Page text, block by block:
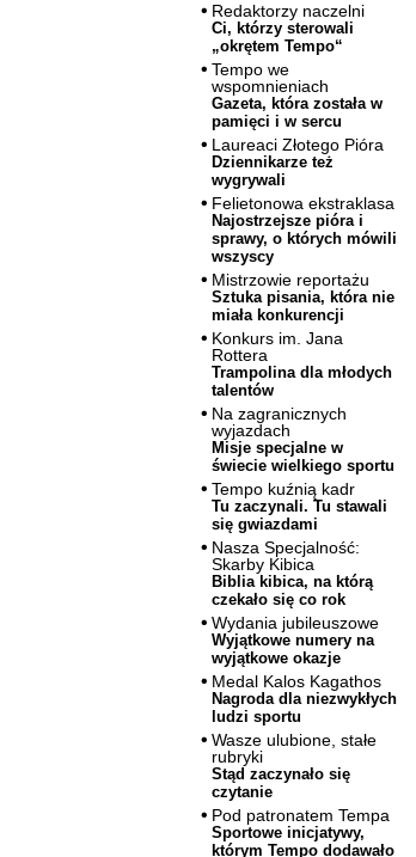
Redaktorzy naczelni
Ci, którzy sterowali
„okrętem Tempo“
Tempo we
wspomnieniach
Gazeta, która została w
pamięci i w sercu
Laureaci Złotego Pióra
Dziennikarze też
wygrywali
Felietonowa ekstraklasa
Najostrzejsze pióra i
sprawy, o których mówili
wszyscy
Mistrzowie reportażu
Sztuka pisania, która nie
miała konkurencji
Konkurs im. Jana
Rottera
Trampolina dla młodych
talentów
Na zagranicznych
wyjazdach
Misje specjalne w
świecie wielkiego sportu
Tempo kuźnią kadr
Tu zaczynali. Tu stawali
się gwiazdami
Nasza Specjalność:
Skarby Kibica
Biblia kibica, na którą
czekało się co rok
Wydania jubileuszowe
Wyjątkowe numery na
wyjątkowe okazje
Medal Kalos Kagathos
Nagroda dla niezwykłych
ludzi sportu
Wasze ulubione, stałe
rubryki
Stąd zaczynało się
czytanie
Pod patronatem Tempa
Sportowe inicjatywy,
którym Tempo dodawało